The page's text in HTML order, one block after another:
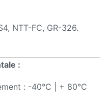
NTT-FC, GR-326.
:
: -40°C | + 80°C